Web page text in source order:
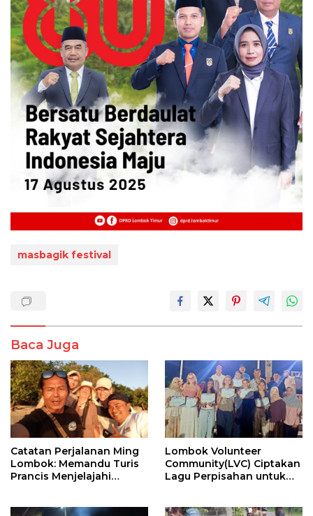
masbagik festival
Baca Juga
​Catatan Perjalanan Ming
Lombok: Memandu Turis
Prancis Menjelajahi
Lombok Volunteer
Community(LVC) Ciptakan
Lagu Perpisahan untuk